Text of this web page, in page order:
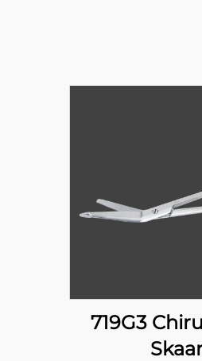
719G3